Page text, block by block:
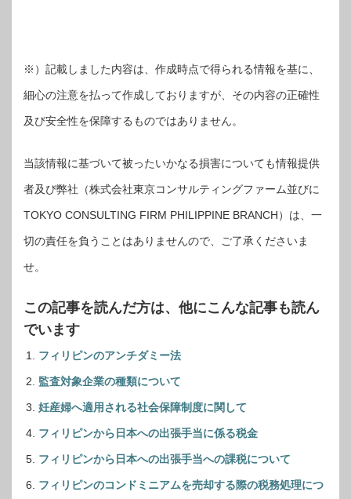
※）記載しました内容は、作成時点で得られる情報を基に、
細心の注意を払って作成しておりますが、その内容の正確性
及び安全性を保障するものではありません。
当該情報に基づいて被ったいかなる損害についても情報提供
者及び弊社（株式会社東京コンサルティングファーム並びに
TOKYO CONSULTING FIRM PHILIPPINE BRANCH）は、一
切の責任を負うことはありませんので、ご了承くださいま
せ。
この記事を読んだ方は、他にこんな記事も読ん
でいます
フィリピンのアンチダミー法
監査対象企業の種類について
妊産婦へ適用される社会保障制度に関して
フィリピンから日本への出張手当に係る税金
フィリピンから日本への出張手当への課税について
フィリピンのコンドミニアムを売却する際の税務処理につ